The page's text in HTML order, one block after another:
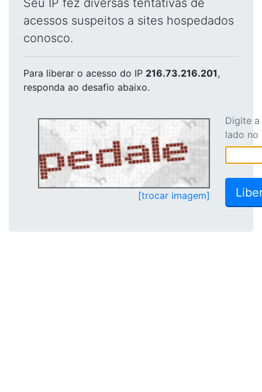
Seu IP fez diversas tentativas de
acessos suspeitos a sites hospedados
conosco.
Para liberar o acesso do IP 216.73.216.201,
responda ao desafio abaixo.
[trocar imagem]
Digite
lado no